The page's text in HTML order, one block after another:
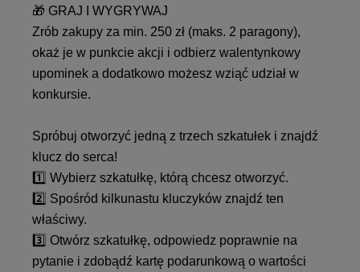
🎁 GRAJ I WYGRYWAJ
Zrób zakupy za min. 250 zł (maks. 2 paragony),
okaż je w punkcie akcji i odbierz walentynkowy
upominek a dodatkowo możesz wziąć udział w
konkursie.
Spróbuj otworzyć jedną z trzech szkatułek i znajdź
klucz do serca!
1️⃣ Wybierz szkatułkę, którą chcesz otworzyć.
2️⃣ Spośród kilkunastu kluczyków znajdź ten
właściwy.
3️⃣ Otwórz szkatułkę, odpowiedz poprawnie na
pytanie i zdobądź kartę podarunkową o wartości